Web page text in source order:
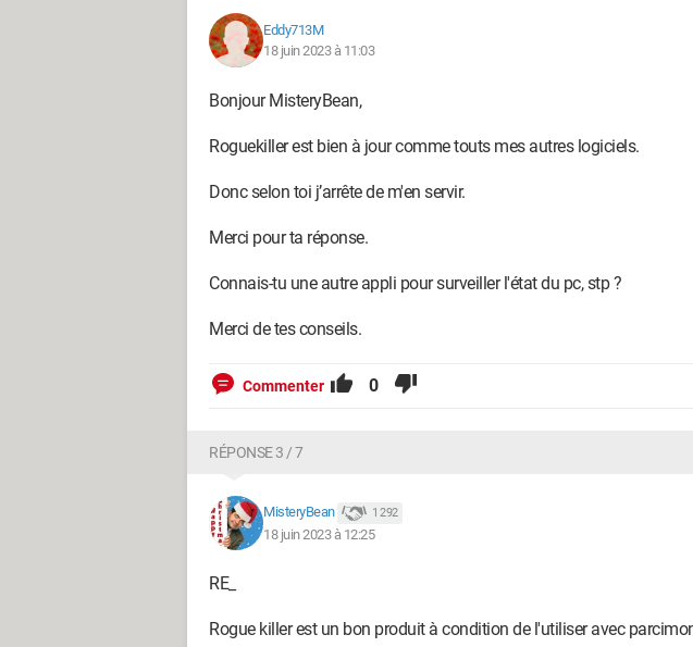
Eddy713M
18 juin 2023 à 11:03
Bonjour MisteryBean,
Roguekiller est bien à jour comme touts mes autres logiciels.
Donc selon toi j’arrête de m'en servir.
Merci pour ta réponse.
Connais-tu une autre appli pour surveiller l'état du pc, stp ?
Merci de tes conseils.
Commenter 0
RÉPONSE 3 / 7
MisteryBean 1 292
18 juin 2023 à 12:25
RE_
Rogue killer est un bon produit à condition de l'utiliser avec